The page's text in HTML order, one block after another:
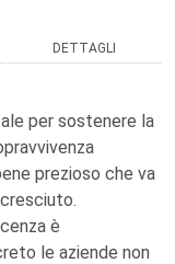
DETTAGLI
per sostenere la
prezioso che va
è
le aziende non